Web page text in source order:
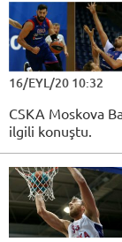
16/EYL/20 10:32
CSKA Moskova
ilgili konuştu.